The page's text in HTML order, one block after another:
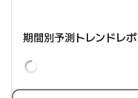
期間別予測トレンドレ